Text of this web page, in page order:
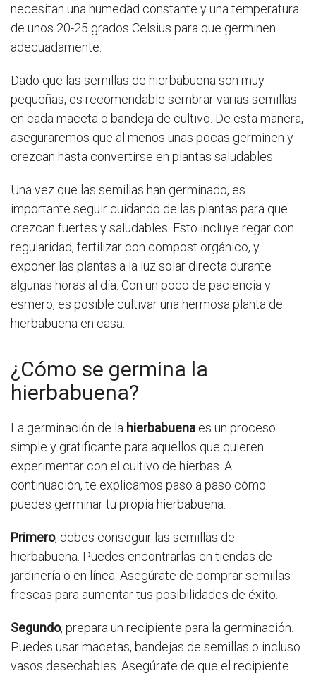
necesitan una humedad constante y una temperatura
de unos 20-25 grados Celsius para que germinen
adecuadamente.
Dado que las semillas de hierbabuena son muy
pequeñas, es recomendable sembrar varias semillas
en cada maceta o bandeja de cultivo. De esta manera,
aseguraremos que al menos unas pocas germinen y
crezcan hasta convertirse en plantas saludables.
Una vez que las semillas han germinado, es
importante seguir cuidando de las plantas para que
crezcan fuertes y saludables. Esto incluye regar con
regularidad, fertilizar con compost orgánico, y
exponer las plantas a la luz solar directa durante
algunas horas al día. Con un poco de paciencia y
esmero, es posible cultivar una hermosa planta de
hierbabuena en casa.
¿Cómo se germina la
hierbabuena?
La germinación de la hierbabuena es un proceso
simple y gratificante para aquellos que quieren
experimentar con el cultivo de hierbas. A
continuación, te explicamos paso a paso cómo
puedes germinar tu propia hierbabuena:
Primero, debes conseguir las semillas de
hierbabuena. Puedes encontrarlas en tiendas de
jardinería o en línea. Asegúrate de comprar semillas
frescas para aumentar tus posibilidades de éxito.
Segundo, prepara un recipiente para la germinación.
Puedes usar macetas, bandejas de semillas o incluso
vasos desechables. Asegúrate de que el recipiente